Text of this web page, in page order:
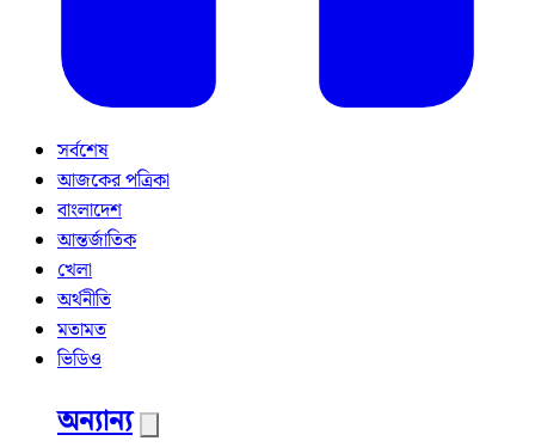
সর্বশেষ
আজকের পত্রিকা
বাংলাদেশ
আন্তর্জাতিক
খেলা
অর্থনীতি
মতামত
ভিডিও
অন্যান্য